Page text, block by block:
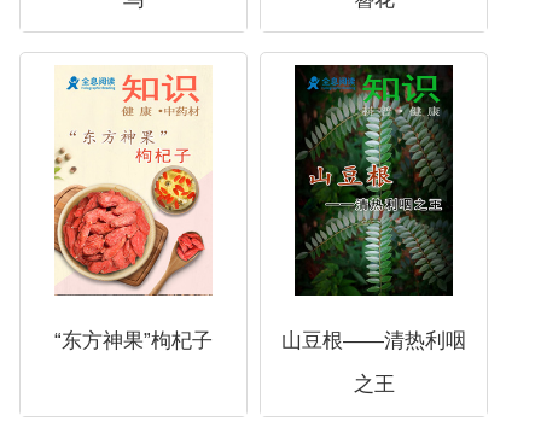
“东方神果”枸杞子
山豆根——清热利咽
之王